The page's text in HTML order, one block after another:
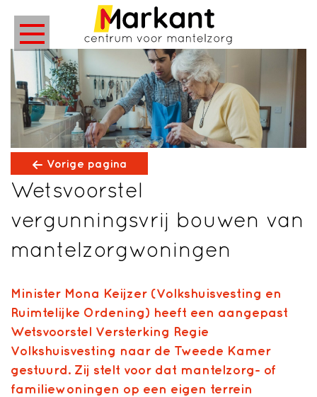
Vorige pagina
Wetsvoorstel
vergunningsvrij bouwen van
mantelzorgwoningen
Minister Mona Keijzer (Volkshuisvesting en
Ruimtelijke Ordening) heeft een aangepast
Wetsvoorstel Versterking Regie
Volkshuisvesting naar de Tweede Kamer
gestuurd. Zij stelt voor dat mantelzorg- of
familiewoningen op een eigen terrein